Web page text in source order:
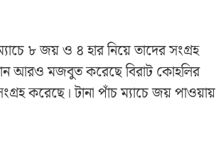
৮ জয় ও ৪ হার নিয়ে তাদের সংগ্রহ
আরও মজবুত করেছে বিরাট কোহলির
করেছে। টানা পাঁচ ম্যাচে জয় পাওয়ায়